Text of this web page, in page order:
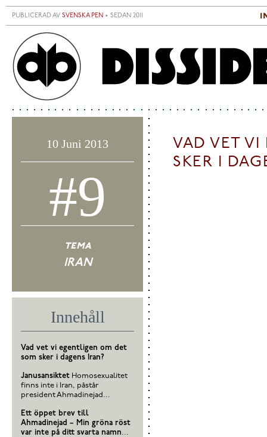
Hoppa till huvudinnehåll
PUBLICERAD AV SVENSKA PEN • SEDAN 2011
VAD VET
SKER I
10 Juni 2013
#9
tema
IRAN
Innehåll
Vad vet vi egentligen om det
som sker i dagens Iran?
Janusansiktet Homosexualitet
finns inte i Iran, påstår
president Ahmadinejad...
Ett öppet brev till
Ahmadinejad – Min gröna röst
var inte på ditt svarta namn...